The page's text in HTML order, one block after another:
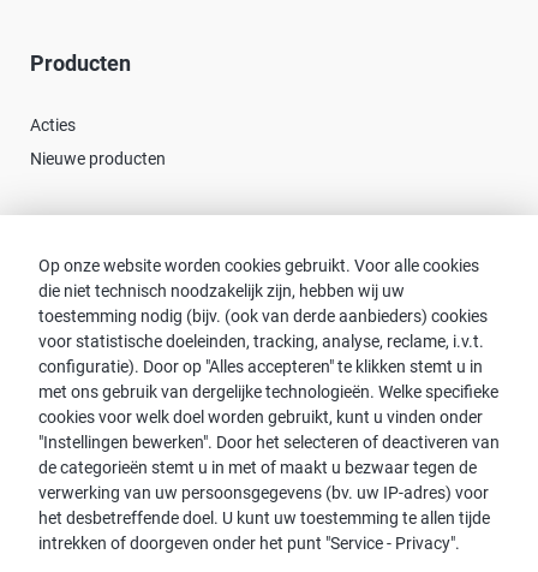
Op onze website worden cookies gebruikt. Voor alle cookies
die niet technisch noodzakelijk zijn, hebben wij uw
toestemming nodig (bijv. (ook van derde aanbieders) cookies
voor statistische doeleinden, tracking, analyse, reclame, i.v.t.
configuratie). Door op "Alles accepteren" te klikken stemt u in
met ons gebruik van dergelijke technologieën. Welke specifieke
cookies voor welk doel worden gebruikt, kunt u vinden onder
"Instellingen bewerken". Door het selecteren of deactiveren van
de categorieën stemt u in met of maakt u bezwaar tegen de
verwerking van uw persoonsgegevens (bv. uw IP-adres) voor
het desbetreffende doel. U kunt uw toestemming te allen tijde
intrekken of doorgeven onder het punt "Service - Privacy".
Producten
Acties
Nieuwe producten
Consulent zoeken
Contact met proWIN
Service-FAQ
Opmerking:
Voor de leesbaarheid wordt de mannelijke vorm gebruikt. Dit
impliceert echter geen discriminatie, maar dient in het kader van